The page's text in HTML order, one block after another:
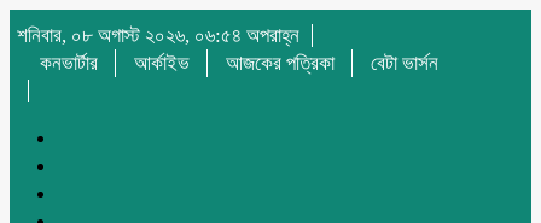
শনিবার, ০৮ অগাস্ট ২০২৬, ০৬:৫৪ অপরাহ্ন
কনভার্টার
আর্কাইভ আজকের পত্রিকা বেটা ভার্সন